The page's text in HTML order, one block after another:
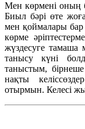
Менкөрмені оның
Биылбәрі өте
мен қоймалары
көрме
жүздесуге тамаша
танысу
күні
таныстым, бірнеше
нақты
келіссөздер
отырмын. Келесі